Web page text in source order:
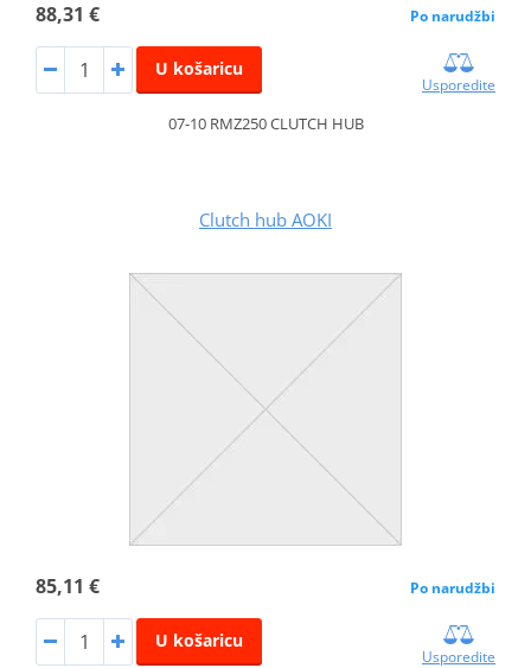
88,31 € Po narudžbi
U košaricu
Usporedite
07-10 RMZ250 CLUTCH HUB
Clutch hub AOKI
85,11 € Po narudžbi
U košaricu
Usporedite